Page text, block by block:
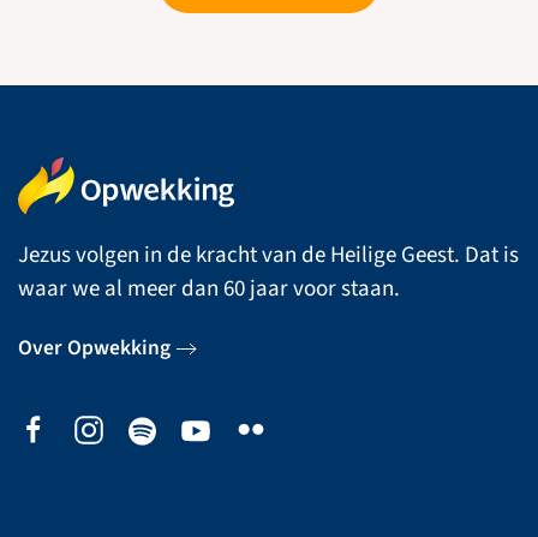
Jezus volgen in de kracht van de Heilige Geest. Dat is
waar we al meer dan 60 jaar voor staan.
Over Opwekking